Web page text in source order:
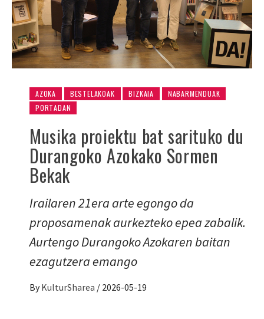
AZOKA BESTELAKOAK BIZKAIA
NABARMENDUAK
PORTADAN
Musika proiektu bat sarituko du
Durangoko Azokako Sormen
Bekak
Irailaren 21era arte egongo da
proposamenak aurkezteko epea zabalik.
Aurtengo Durangoko Azokaren baitan
ezagutzera emango
By KulturSharea / 2026-05-19